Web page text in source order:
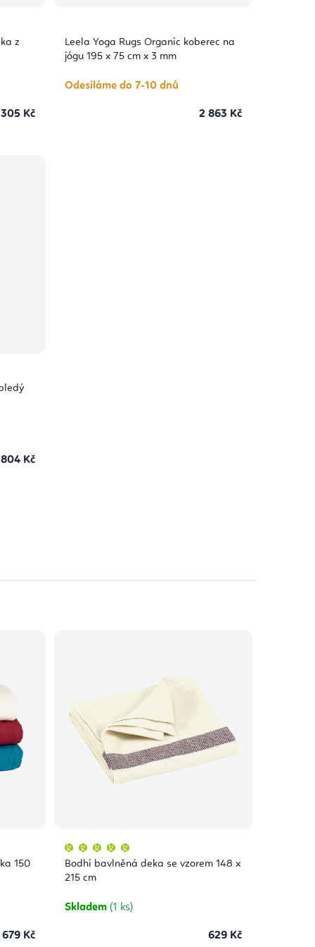
z
Kč
Leela Yoga Rugs Organic koberec na
jógu 195 x 75 cm x 3 mm
Odesíláme do 7-10 dnů
2 863 Kč
804 Kč
150
679 Kč
Bodhi bavlněná deka se vzorem 148 x
215 cm
produktu
je
hvězdiček.
Skladem (1 ks)
629 Kč